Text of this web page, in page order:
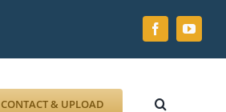
CONTACT & UPLOAD